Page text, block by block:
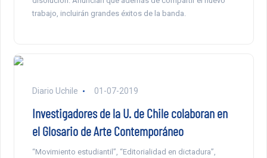
trabajo, incluirán grandes éxitos de la banda.
Diario Uchile 01-07-2019
Investigadores de la U. de Chile colaboran en
el Glosario de Arte Contemporáneo
“Movimiento estudiantil”, “Editorialidad en dictadura”,